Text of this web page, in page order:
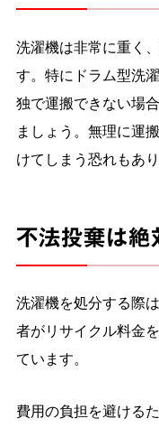
洗濯機は非常に重く
す。特にドラム型洗
独で運搬できない場
ましょう。無理に運
けてしまう恐れもあり
不法投棄は絶
洗濯機を処分する際
者がリサイクル料金
ています。
費用の負担を避ける